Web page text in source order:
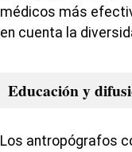
médicos más
en cuenta la
Educación y
Los antropógrafos